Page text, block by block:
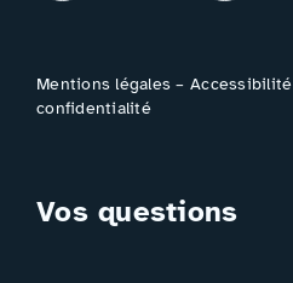
Mentions légales –Accessibilité
confidentialité
Vos questions